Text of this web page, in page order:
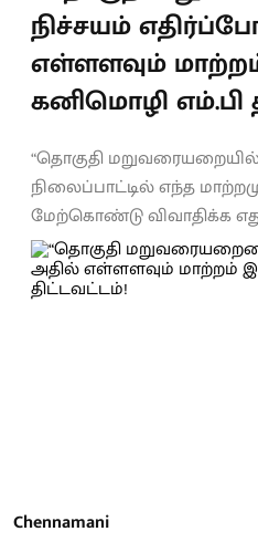
நிச்சயம்
எள்ளளவும்
கனிமொழி எம்.பி
“தொகுதி
நிலைப்பாட்டில் எந்த
மேற்கொண்டு விவாதிக்க
Chennamani